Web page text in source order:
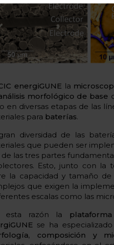
energiGUNEla
morfológico de base
en diversas etapas de las
para baterías.
diversidad de las
que pueden ser
de las tres partes
Esto, junto con la
la capacidad y tamaño de
que exigen la
escalas como las
esta razón la plataforma
se ha
composición y